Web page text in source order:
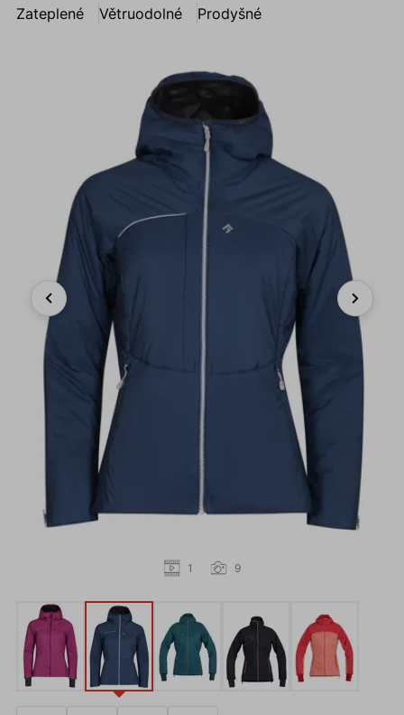
Zateplené Větruodolné Prodyšné
Previous Next
1 9